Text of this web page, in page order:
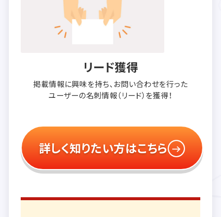
リード獲得
掲載情報に興味を持ち、 お問い合わせを行った
ユーザーの名刺情報（リード）を獲得！
詳しく知りたい方はこちら